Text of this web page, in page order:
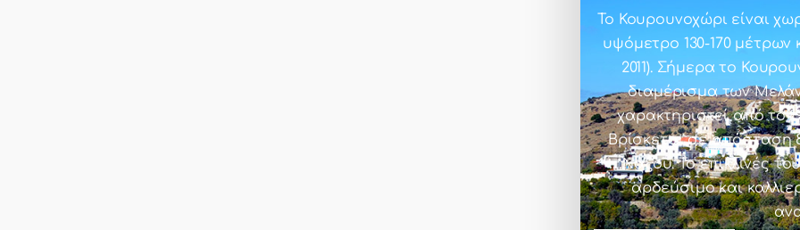
Το Κουρουνοχώρι είναι
υψόμετρο 130-170 μέτρων
2011). Σήμερα το
διαμέρισμα των
χαρακτηριστεί από το
Βρίσκεται σε απόσταση
Νάξου. Το επικλινές
αρδεύσιμο και